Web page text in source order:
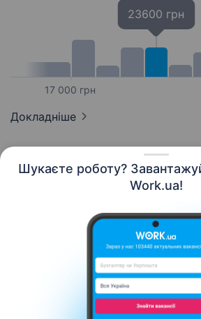
Шукаєте роботу?
Work.ua!
17 000 грн
23600 грн
Докладніше